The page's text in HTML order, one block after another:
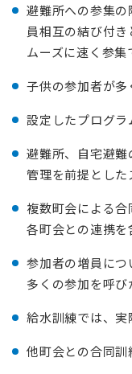
避難所への参集
員相互の結び付
ムーズに速く参集
子供の参加者が
設定したプログ
避難所、自宅避
管理を前提とし
複数町会による
各町会との連携
参加者の増員に
多くの参加を呼び
給水訓練では、
他町会との合同訓